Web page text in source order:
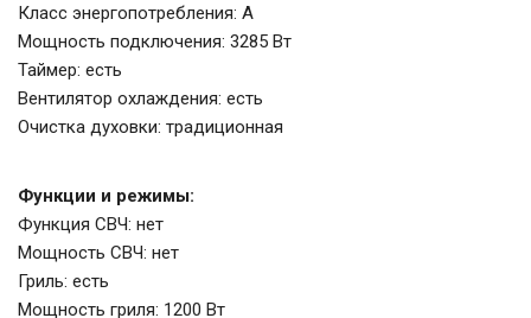
Класс энергопотребления: A
Мощность подключения: 3285 Вт
Таймер: есть
Вентилятор охлаждения: есть
Очистка духовки: традиционная
Функции и режимы:
Функция СВЧ: нет
Мощность СВЧ: нет
Гриль: есть
Мощность гриля: 1200 Вт